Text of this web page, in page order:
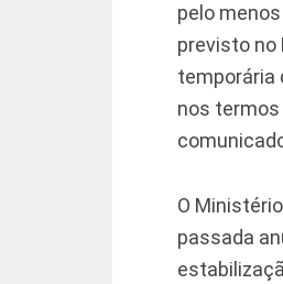
pelo
previsto no
temporária
nos termos
O
passada